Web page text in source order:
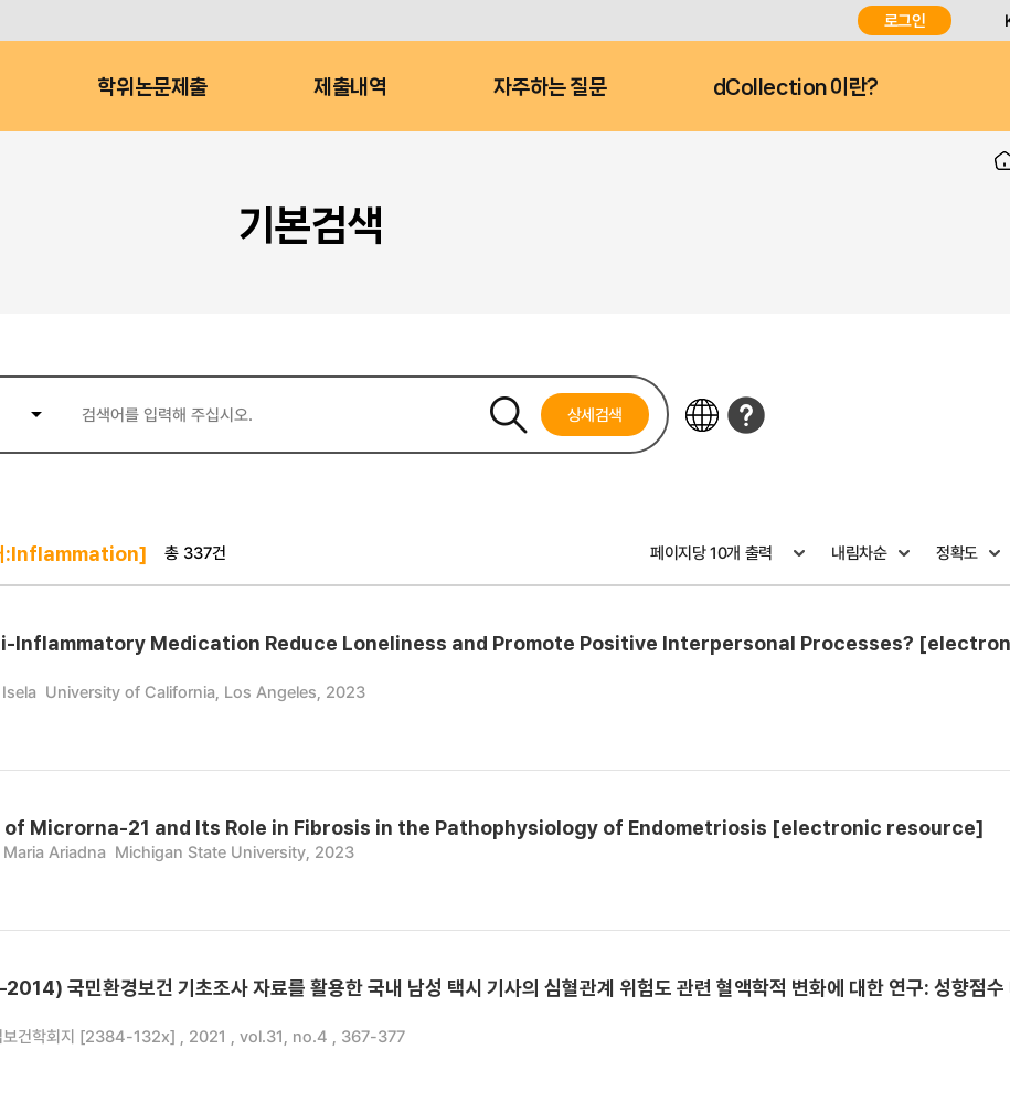
로그인
학위논문제출 제출내역 자주하는 질문 dCollection 이란?
기본검색
상세검색
:Inflammation] 총 337건
Inflammatory Medication Reduce Loneliness and Promote Positive Interpersonal Processes?
University of California, Los Angeles, 2023
of Microrna-21 and Its Role in Fibrosis in the Pathophysiology of Endometriosis [electronic resource]
Ariadna Michigan State University, 2023
국민환경보건 기초조사 자료를 활용한 국내 남성 택시 기사의 심혈관계 위험도 관련 혈액학적 변화에 대한 연구: 성향점수
보건학회지 [2384-132x] , 2021 , vol.31, no.4 , 367-377